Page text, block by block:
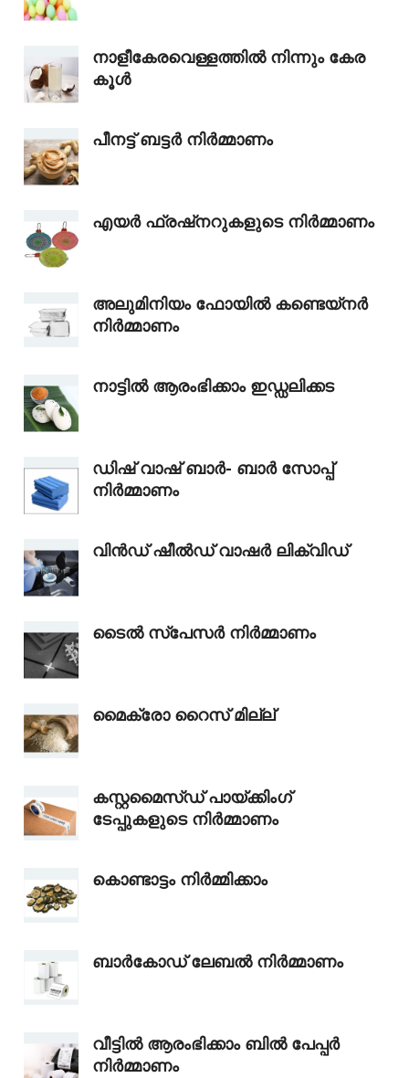
നാളീകേരവെള്ളത്തിൽ നിന്നും കേര
കൂൾ
പീനട്ട് ബട്ടർ നിർമ്മാണം
എയർ ഫ്രഷ്‌നറുകളുടെ നിർമ്മാണം
അലുമിനിയം ഫോയിൽ കണ്ടെയ്നർ
നിർമ്മാണം
നാട്ടിൽ ആരംഭിക്കാം ഇഡ്ഡലിക്കട
ഡിഷ് വാഷ് ബാർ- ബാർ സോപ്പ്
നിർമ്മാണം
വിൻഡ് ഷീൽഡ് വാഷർ ലിക്വിഡ്
ടൈൽ സ്‌പേസർ നിർമ്മാണം
മൈക്രോ റൈസ് മില്ല്
കസ്റ്റമൈസ്ഡ് പായ്ക്കിംഗ്
ടേപ്പുകളുടെ നിർമ്മാണം
കൊണ്ടാട്ടം നിർമ്മിക്കാം
ബാർകോഡ് ലേബൽ നിർമ്മാണം
വീട്ടിൽ ആരംഭിക്കാം ബിൽ പേപ്പർ
നിർമ്മാണം